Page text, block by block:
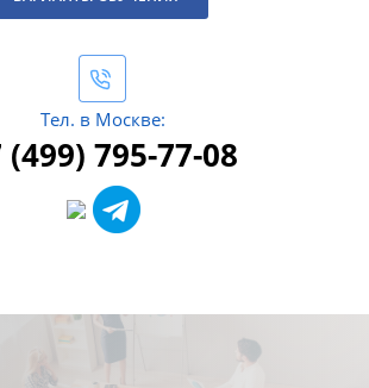
Тел. в Москве:
(499) 795-77-08